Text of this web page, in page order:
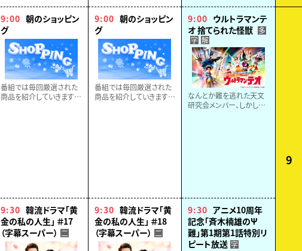
9:00 朝のショッピン
グ
番組では毎回厳選された
商品を紹介していきます。
9:30 韓流ドラマ「黄
金の私の人生」 ＃17
（字幕スーパー） 二
9:00 朝のショッピン
グ
番組では毎回厳選された
商品を紹介していきます。
9:30 韓流ドラマ「黄
金の私の人生」 ＃18
（字幕スーパー） 二
よく考え、未来を切り拓く
力を育む親子で楽しめる
教育番組。
9
9:00 ウルトラマンテ
オ 捨てられた怪獣 多
字 解
なんとか難を逃れた天文
研究会メンバー、しかしエ
9:30 アニメ10周年
記念「斉木楠雄のΨ
難」第1期第1話特別リ
ピート放送 字